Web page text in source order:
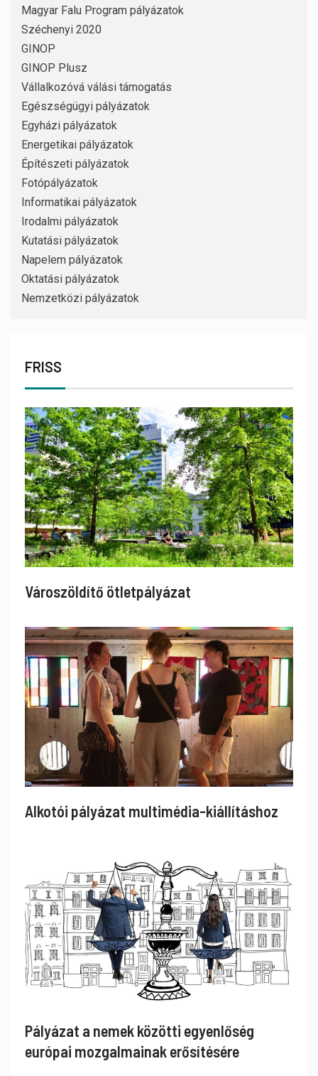
Magyar Falu Program pályázatok
Széchenyi 2020
GINOP
GINOP Plusz
Vállalkozóvá válási támogatás
Egészségügyi pályázatok
Egyházi pályázatok
Energetikai pályázatok
Építészeti pályázatok
Fotópályázatok
Informatikai pályázatok
Irodalmi pályázatok
Kutatási pályázatok
Napelem pályázatok
Oktatási pályázatok
Nemzetközi pályázatok
FRISS
Városzöldítő ötletpályázat
Alkotói pályázat multimédia-kiállításhoz
Pályázat a nemek közötti egyenlőség
európai mozgalmainak erősítésére